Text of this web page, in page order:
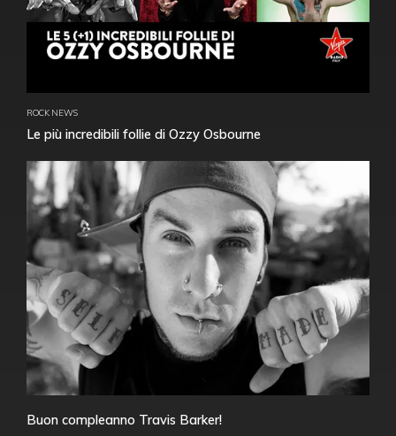
ROCK NEWS
Le più incredibili follie di Ozzy Osbourne
Buon compleanno Travis Barker!